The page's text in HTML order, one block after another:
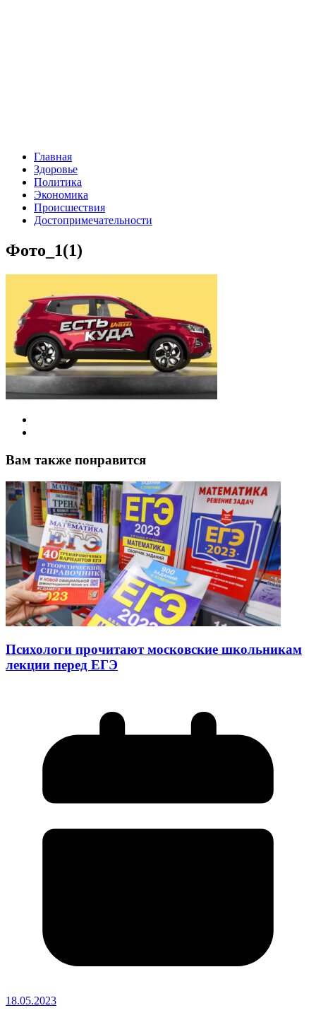
Главная
Здоровье
Политика
Экономика
Происшествия
Достопримечательности
Фото_1(1)
Вам также понравится
Психологи прочитают московские школьникам
лекции перед ЕГЭ
18.05.2023